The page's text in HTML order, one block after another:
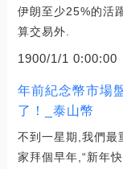
伊朗至少25%的活
算交易外.
1900/1/1 0:00:00
年前紀念幣市場
了！_泰山幣
不到一星期,我們
家拜個早年,“新年